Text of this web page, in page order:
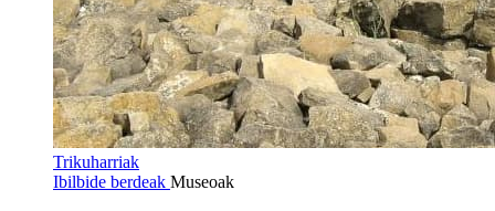
Trikuharriak
Ibilbide berdeak Museoak